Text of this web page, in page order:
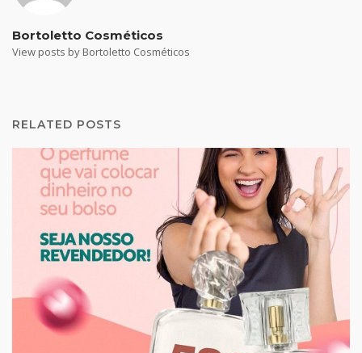
Bortoletto Cosméticos
View posts by Bortoletto Cosméticos
RELATED POSTS